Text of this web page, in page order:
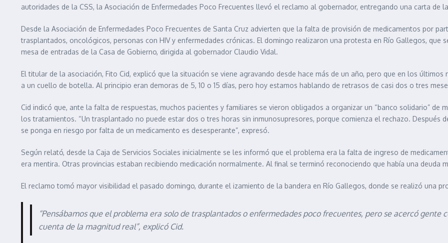
autoridades de la CSS, la Asociación de Enfermedades Poco Frecuentes llevó el reclamo al gobernador, entregando una carta de
Desde la Asociación de Enfermedades Poco Frecuentes de Santa Cruz advierten que la falta de provisión de medicamentos por
trasplantados, oncológicos, personas con HIV y enfermedades crónicas. El domingo realizaron una protesta en Río Gallegos, que
mesa de entradas de la Casa de Gobierno, dirigida al gobernador Claudio Vidal.
El titular de la asociación, Fito Cid, explicó que la situación se viene agravando desde hace más de un año, pero que en los
a un cuello de botella. Al principio eran demoras de 5, 10 o 15 días, pero hoy estamos hablando de retrasos de casi dos o tres
Cid indicó que, ante la falta de respuestas, muchos pacientes y familiares se vieron obligados a organizar un “banco solidario”
los tratamientos. “Un trasplantado no puede estar dos o tres horas sin inmunosupresores, porque comienza el rechazo. Después
se ponga en riesgo por falta de un medicamento es desesperante”, expresó.
Según relató, desde la Caja de Servicios Sociales inicialmente se les informó que el problema era la falta de ingreso de
era mentira. Otras provincias estaban recibiendo medicación normalmente. Al final se terminó reconociendo que había una deuda
El reclamo tomó mayor visibilidad el pasado domingo, durante el izamiento de la bandera en Río Gallegos, donde se realizó una
“Pensábamos que el problema era solo de trasplantados o enfermedades poco frecuentes, pero se acercó gente
cuenta de la magnitud real”, explicó Cid.